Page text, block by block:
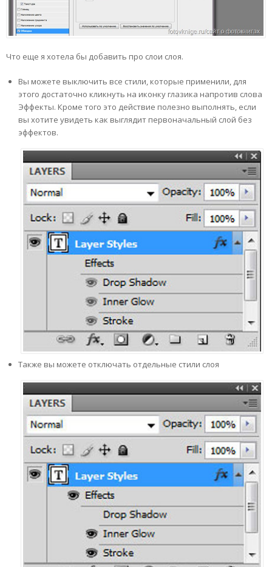
Что еще я хотела бы добавить про слои слоя.
Вы можете выключить все стили, которые применили, для
этого достаточно кликнуть на иконку глазика напротив слова
Эффекты. Кроме того это действие полезно выполнять, если
вы хотите увидеть как выглядит первоначальный слой без
эффектов.
Также вы можете отключать отдельные стили слоя